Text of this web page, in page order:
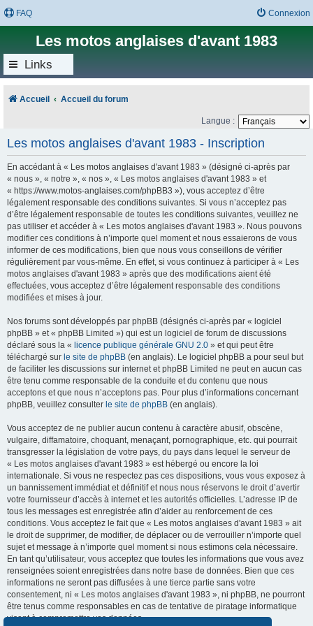
FAQ Connexion
Les motos anglaises d'avant 1983
Links
Accueil Accueil du forum
Langue :
Les motos anglaises d'avant 1983 - Inscription
En accédant à « Les motos anglaises d'avant 1983 » (désigné ci-après par
« nous », « notre », « nos », « Les motos anglaises d'avant 1983 » et
« https://www.motos-anglaises.com/phpBB3 »), vous acceptez d’être
légalement responsable des conditions suivantes. Si vous n’acceptez pas
d’être légalement responsable de toutes les conditions suivantes, veuillez ne
pas utiliser et accéder à « Les motos anglaises d'avant 1983 ». Nous pouvons
modifier ces conditions à n’importe quel moment et nous essaierons de vous
informer de ces modifications, bien que nous vous conseillons de vérifier
régulièrement par vous-même. En effet, si vous continuez à participer à « Les
motos anglaises d'avant 1983 » après que des modifications aient été
effectuées, vous acceptez d’être légalement responsable des conditions
modifiées et mises à jour.
Nos forums sont développés par phpBB (désignés ci-après par « logiciel
phpBB » et « phpBB Limited ») qui est un logiciel de forum de discussions
déclaré sous la « licence publique générale GNU 2.0 » et qui peut être
téléchargé sur le site de phpBB (en anglais). Le logiciel phpBB a pour seul but
de faciliter les discussions sur internet et phpBB Limited ne peut en aucun cas
être tenu comme responsable de la conduite et du contenu que nous
acceptons et que nous n’acceptons pas. Pour plus d’informations concernant
phpBB, veuillez consulter le site de phpBB (en anglais).
Vous acceptez de ne publier aucun contenu à caractère abusif, obscène,
vulgaire, diffamatoire, choquant, menaçant, pornographique, etc. qui pourrait
transgresser la législation de votre pays, du pays dans lequel le serveur de
« Les motos anglaises d'avant 1983 » est hébergé ou encore la loi
internationale. Si vous ne respectez pas ces dispositions, vous vous exposez à
un bannissement immédiat et définitif et nous nous réservons le droit d’avertir
votre fournisseur d’accès à internet et les autorités officielles. L’adresse IP de
tous les messages est enregistrée afin d’aider au renforcement de ces
conditions. Vous acceptez le fait que « Les motos anglaises d'avant 1983 » ait
le droit de supprimer, de modifier, de déplacer ou de verrouiller n’importe quel
sujet et message à n’importe quel moment si nous estimons cela nécessaire.
En tant qu’utilisateur, vous acceptez que toutes les informations que vous avez
renseignées soient enregistrées dans notre base de données. Bien que ces
informations ne seront pas diffusées à une tierce partie sans votre
consentement, ni « Les motos anglaises d'avant 1983 », ni phpBB, ne pourront
être tenus comme responsables en cas de tentative de piratage informatique
visant à compromettre vos données.